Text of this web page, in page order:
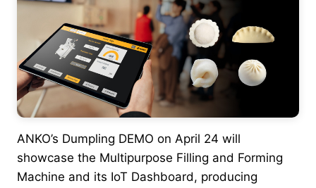
ANKO’s Dumpling DEMO on April 24 will
showcase the Multipurpose Filling and Forming
Machine and its IoT Dashboard, producing